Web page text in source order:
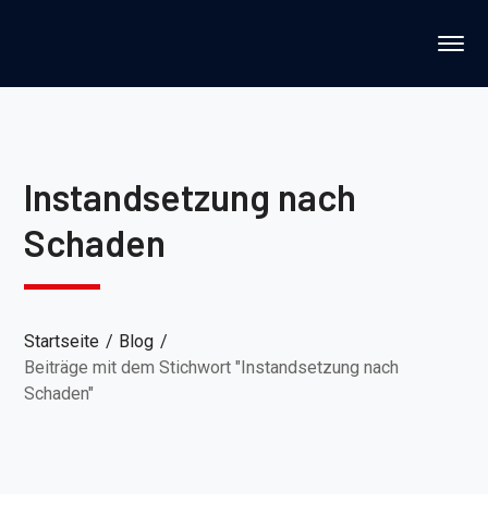
Instandsetzung nach
Schaden
Startseite
Blog
Beiträge mit dem Stichwort "Instandsetzung nach
Schaden"